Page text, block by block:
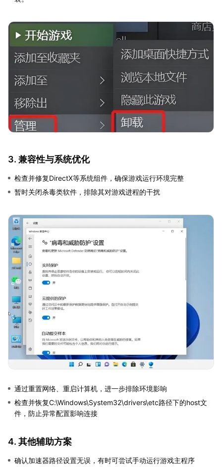
3. 兼容性与系统优化
检查并修复DirectX等系统组件，确保游戏运行环境完整
暂时关闭杀毒类软件，排除其对游戏进程的干扰
通过重置网络、重启计算机，进一步排除环境影响
检查并恢复C:\Windows\System32\drivers\etc路径下的host文
件，防止异常配置影响连接
4. 其他辅助方案
确认加速器路径设置无误，有时可尝试手动运行游戏主程序